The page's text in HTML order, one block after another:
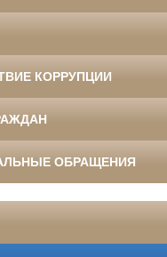
КОРРУПЦИИ
ОБРАЩЕНИЯ